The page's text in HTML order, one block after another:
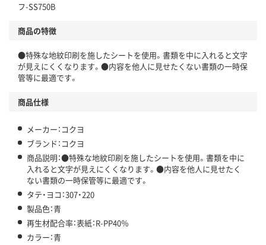
フ-SS750B
商品の特徴
●特殊な地紋印刷を施したシートを使用。書類を中に入れると文字
が見えにくくなります。●内容を他人に見せたくない書類の一時保
管等に最適です。
商品仕様
メーカー：コクヨ
ブランド：コクヨ
商品説明：●特殊な地紋印刷を施したシートを使用。書類を中に
入れると文字が見えにくくなります。●内容を他人に見せたく
ない書類の一時保管等に最適です。
タテ・ヨコ：307・220
製品色：青
再生材配合率：表紙：R-PP40％
カラー：青